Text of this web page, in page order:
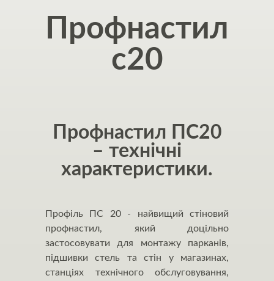
Профнастил
с20
Профнастил ПС20
– технічні
характеристики.
Профіль ПС 20 - найвищий стіновий
профнастил, який доцільно
застосовувати для монтажу парканів,
підшивки стель та стін у магазинах,
станціях технічного обслуговування,